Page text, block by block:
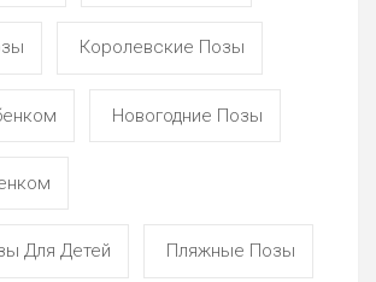
Королевские Позы
Новогодние Позы
Для Детей Пляжные Позы